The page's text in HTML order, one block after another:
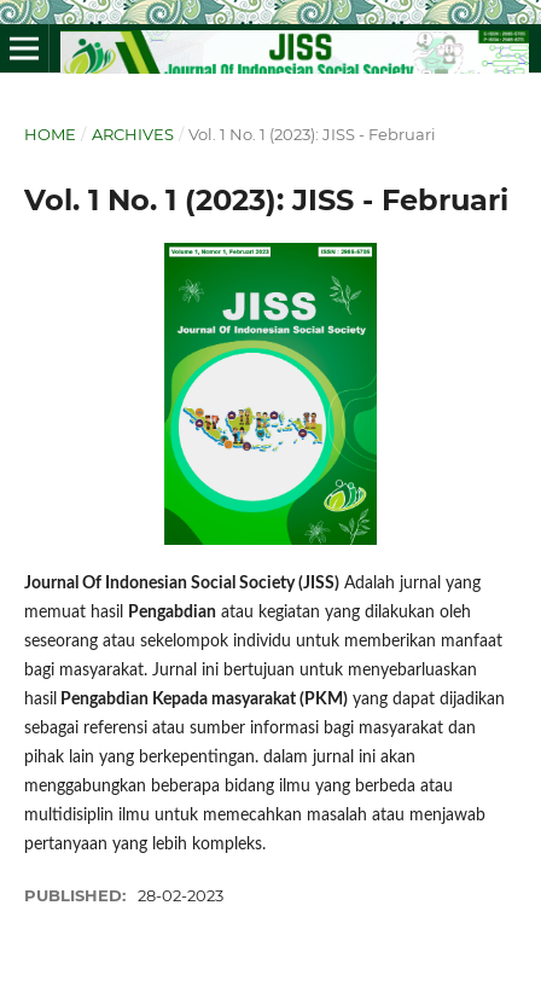
HOME / ARCHIVES / Vol. 1 No. 1 (2023): JISS - Februari
Vol. 1 No. 1 (2023): JISS - Februari
Journal Of Indonesian Social Society (JISS)Adalah jurnal yang
memuat hasil
Pengabdianatau kegiatan yang dilakukan oleh
seseorang atau sekelompok individu untuk memberikan manfaat
bagi masyarakat. Jurnal ini bertujuan untuk menyebarluaskan
hasil
Pengabdian Kepada masyarakat (PKM)yang dapat dijadikan
sebagai referensi atau sumber informasi bagi masyarakat dan
pihak lain yang berkepentingan. dalam jurnal ini akan
menggabungkan beberapa bidang ilmu yang berbeda atau
multidisiplin ilmu untuk memecahkan masalah atau menjawab
pertanyaan yang lebih kompleks.
PUBLISHED: 28-02-2023